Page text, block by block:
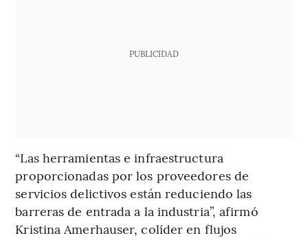
PUBLICIDAD
“Las herramientas e infraestructura
proporcionadas por los proveedores de
servicios delictivos están reduciendo las
barreras de entrada a la industria”, afirmó
Kristina Amerhauser, colíder en flujos